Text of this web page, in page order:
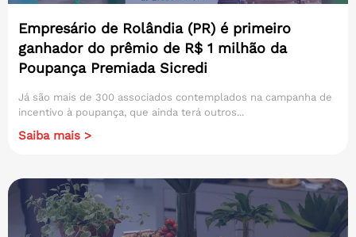
Empresário de Rolândia (PR) é primeiro
ganhador do prêmio de R$ 1 milhão da
Poupança Premiada Sicredi
Já são mais de 300 associados contemplados na campanha de
incentivo à poupança, que ainda terá outros...
Saiba mais >